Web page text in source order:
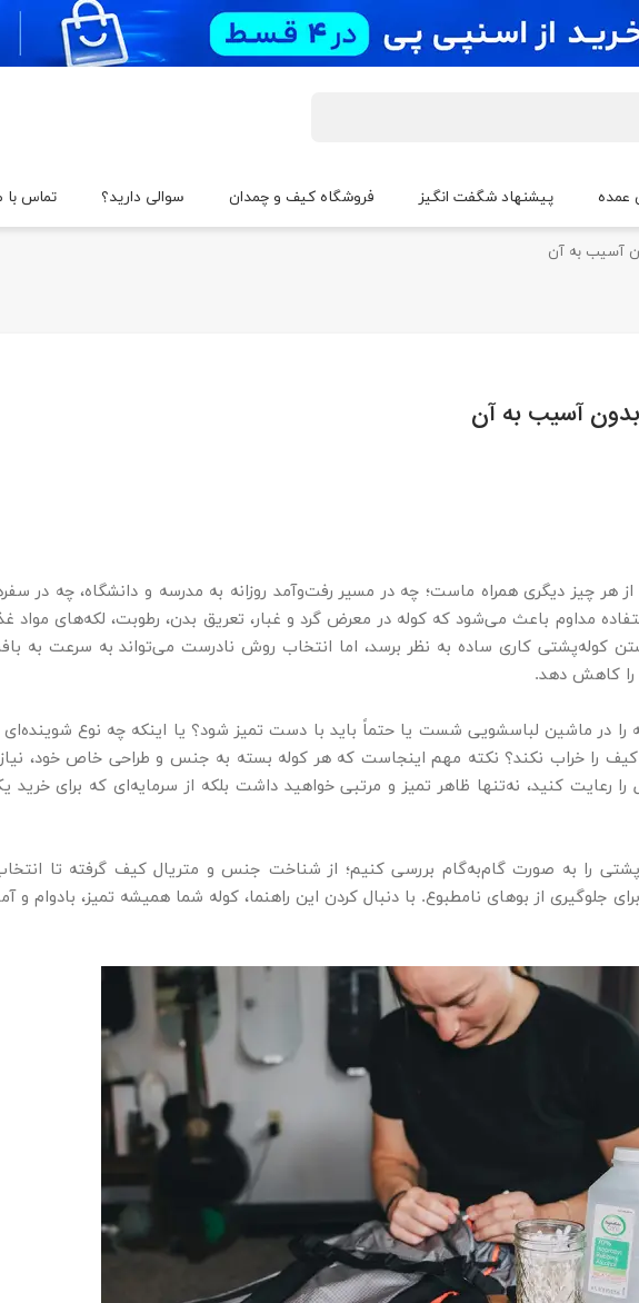
عمده پیشنهاد شگفت انگیز فروشگاه کیف و چمدان سوالی دارید؟ تماس با
آسیب به آن
آسیب به آن
چیز دیگری همراه ماست؛ چه در مسیر رفت‌وآمد روزانه به مدرسه و دانشگاه، چه در
مداوم باعث می‌شود که کوله در معرض گرد و غبار، تعریق بدن، رطوبت، لکه‌های مواد
کوله‌پشتی کاری ساده به نظر برسد، اما انتخاب روش نادرست می‌تواند به سرعت به
کاهش دهد.
را در ماشین لباسشویی شست یا حتماً باید با دست تمیز شود؟ یا اینکه چه نوع
را خراب نکند؟ نکته مهم اینجاست که هر کوله بسته به جنس و طراحی خاص خود،
رعایت کنید، نه‌تنها ظاهر تمیز و مرتبی خواهید داشت بلکه از سرمایه‌ای که برای
را به صورت گام‌به‌گام بررسی کنیم؛ از شناخت جنس و متریال کیف گرفته تا
از بوهای نامطبوع. با دنبال کردن این راهنما، کوله شما همیشه تمیز، بادوام و